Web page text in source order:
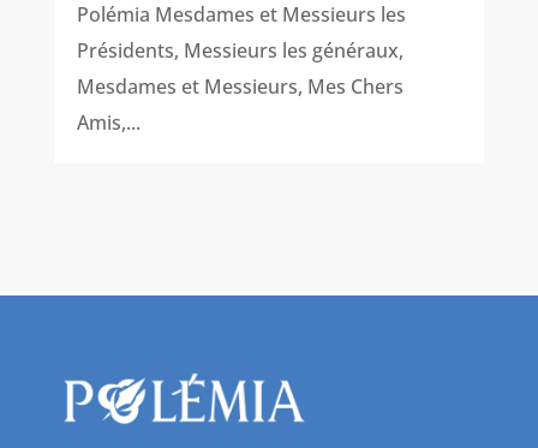
Polémia Mesdames et Messieurs les
Présidents, Messieurs les généraux,
Mesdames et Messieurs, Mes Chers
Amis,...